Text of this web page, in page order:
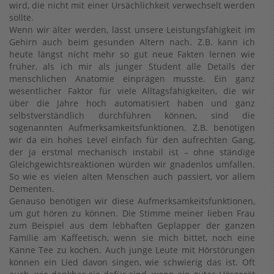
wird, die nicht mit einer Ursächlichkeit verwechselt werden
sollte.
Wenn wir älter werden, lässt unsere Leistungsfähigkeit im
Gehirn auch beim gesunden Altern nach. Z.B. kann ich
heute längst nicht mehr so gut neue Fakten lernen wie
früher, als ich mir als junger Student alle Details der
menschlichen Anatomie einprägen musste. Ein ganz
wesentlicher Faktor für viele Alltagsfähigkeiten, die wir
über die Jahre hoch automatisiert haben und ganz
selbstverständlich durchführen können, sind die
sogenannten Aufmerksamkeitsfunktionen. Z.B. benötigen
wir da ein hohes Level einfach für den aufrechten Gang,
der ja erstmal mechanisch instabil ist – ohne ständige
Gleichgewichtsreaktionen würden wir gnadenlos umfallen.
So wie es vielen alten Menschen auch passiert, vor allem
Dementen.
Genauso benötigen wir diese Aufmerksamkeitsfunktionen,
um gut hören zu können. Die Stimme meiner lieben Frau
zum Beispiel aus dem lebhaften Geplapper der ganzen
Familie am Kaffeetisch, wenn sie mich bittet, noch eine
Kanne Tee zu kochen. Auch junge Leute mit Hörstörungen
können ein Lied davon singen, wie schwierig das ist. Oft